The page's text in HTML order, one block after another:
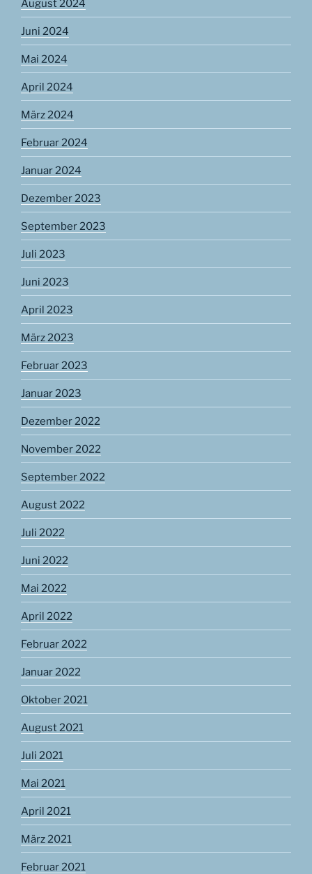
August 2024
Juni 2024
Mai 2024
April 2024
März 2024
Februar 2024
Januar 2024
Dezember 2023
September 2023
Juli 2023
Juni 2023
April 2023
März 2023
Februar 2023
Januar 2023
Dezember 2022
November 2022
September 2022
August 2022
Juli 2022
Juni 2022
Mai 2022
April 2022
Februar 2022
Januar 2022
Oktober 2021
August 2021
Juli 2021
Mai 2021
April 2021
März 2021
Februar 2021